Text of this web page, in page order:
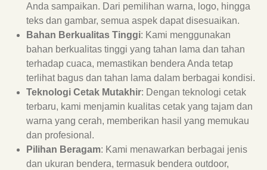
Anda sampaikan. Dari pemilihan warna, logo, hingga
teks dan gambar, semua aspek dapat disesuaikan.
Bahan Berkualitas Tinggi: Kami menggunakan
bahan berkualitas tinggi yang tahan lama dan tahan
terhadap cuaca, memastikan bendera Anda tetap
terlihat bagus dan tahan lama dalam berbagai kondisi.
Teknologi Cetak Mutakhir: Dengan teknologi cetak
terbaru, kami menjamin kualitas cetak yang tajam dan
warna yang cerah, memberikan hasil yang memukau
dan profesional.
Pilihan Beragam: Kami menawarkan berbagai jenis
dan ukuran bendera, termasuk bendera outdoor,